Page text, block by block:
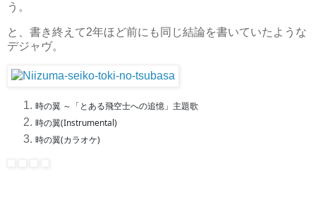
う。
と、書き終えて2年ほど前にも同じ結論を書いていたような
デジャヴ。
時の翼 ～「とある飛空士への追憶」主題歌
時の翼(Instrumental)
時の翼(カラオケ)